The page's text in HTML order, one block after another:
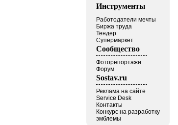
Инструменты
Работодатели мечты
Биржа труда
Тендер
Супермаркет
Сообщество
Фоторепортажи
Форум
Sostav.ru
Реклама на сайте
Service Desk
Контакты
Конкурс на разработку
эмблемы